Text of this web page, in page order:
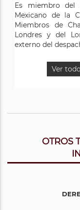
Es miembro del
Mexicano de la
Miembros de
Londres y del
externo del
Ver
OTROS